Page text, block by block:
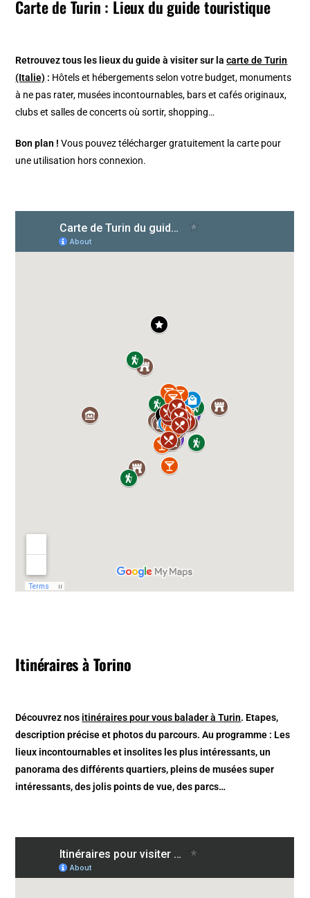
Carte de Turin : Lieux du guide touristique
Retrouvez tous les lieux du guide à visiter sur lacarte de Turin
(Italie) : Hôtels et hébergements selon votre budget, monuments
à ne pas rater, musées incontournables, bars et cafés originaux,
clubs et salles de concerts où sortir, shopping…
Bon plan ! Vous pouvez télécharger gratuitement la carte pour
une utilisation hors connexion.
Itinéraires à Torino
Découvrez nos itinéraires pour vous balader à Turin. Etapes,
description précise et photos du parcours. Au programme : Les
lieux incontournables et insolites les plus intéressants, un
panorama des différents quartiers, pleins de musées super
intéressants, des jolis points de vue, des parcs…